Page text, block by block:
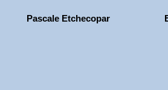
Pascale Etchecopar